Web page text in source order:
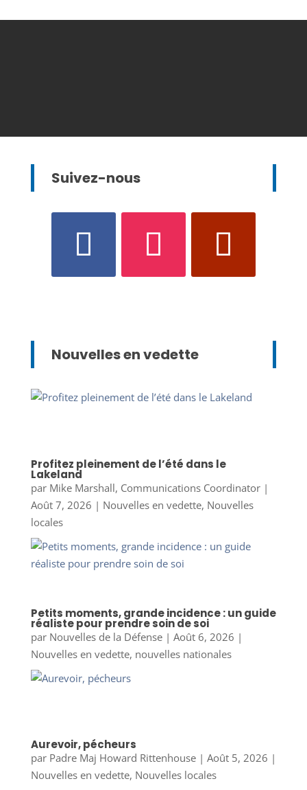
Suivez-nous
Nouvelles en vedette
Profitez pleinement de l’été dans le
Lakeland
par Mike Marshall, Communications Coordinator|
Août 7, 2026 | Nouvelles en vedette, Nouvelles
locales
Petits moments, grande incidence : un guide
réaliste pour prendre soin de soi
par Nouvelles de la Défense| Août 6, 2026 |
Nouvelles en vedette, nouvelles nationales
Aurevoir, pécheurs
par Padre Maj Howard Rittenhouse| Août 5, 2026 |
Nouvelles en vedette, Nouvelles locales